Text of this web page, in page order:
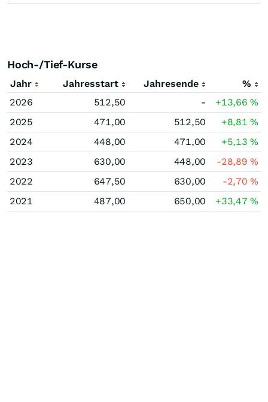
Hoch-/Tief-Kurse
Jahr Jahresstart Jahresende
%
2026
512,50 - +13,66%
2025
471,00 512,50 +8,81%
2024
448,00 471,00 +5,13%
2023
630,00 448,00 -28,89%
2022
647,50 630,00 -2,70%
2021
487,00 650,00 +33,47%